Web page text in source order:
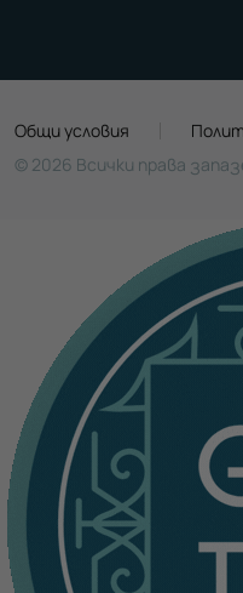
Общи условия
© 2026 Всички права